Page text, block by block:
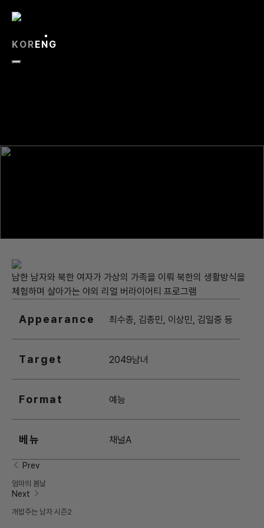
KORENG
ABOUT
CONTACT
남한 남자와 북한 여자가 가상의 가족을 이뤄 북한의 생활방식을
체험하며 살아가는 야외 리얼 버라이어티 프로그램
Appearance 최수종, 김종민, 이상민, 김일중 등
Target 2049남녀
Format 예능
베뉴 채널A
Prev
엄마의 봄날
Next
개밥주는 남자 시즌2